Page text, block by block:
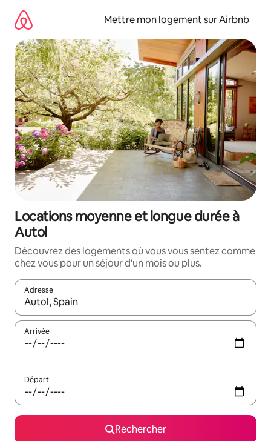
directement
contenu
Mettre mon logement sur Airbnb
Locations moyenne et longue durée à
Autol
Découvrez des logements où vous vous sentez comme
chez vous pour un séjour d'un mois ou plus.
Adresse
Lorsque les résultats s'affichent, utilisez les flèches vers le
Arrivée
Départ
Rechercher